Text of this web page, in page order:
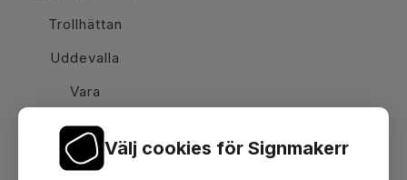
Trollhättan
Uddevalla
Vara
Välj cookies för Signmakerr